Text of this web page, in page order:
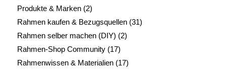
Produkte & Marken(2)
Rahmen kaufen & Bezugsquellen(31)
Rahmen selber machen (DIY) (2)
Rahmen-Shop Community(17)
Rahmenwissen & Materialien(17)